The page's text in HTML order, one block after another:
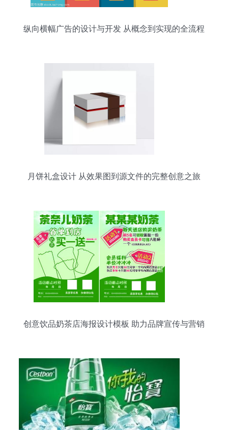
纵向横幅广告的设计与开发 从概念到实现的全流程
月饼礼盒设计 从效果图到源文件的完整创意之旅
创意饮品奶茶店海报设计模板 助力品牌宣传与营销